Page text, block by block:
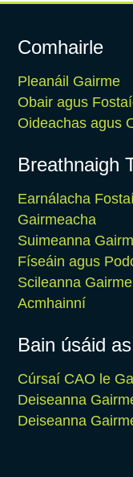
Comhairle
Pleanáil Gairme
Obair agus
Oideachas agus
Breathnaigh
Earnálacha
Gairmeacha
Suimeanna
Físeáin agus
Scileanna Gairme
Acmhainní
Bain úsáid
Cúrsaí CAO le
Deiseanna
Deiseanna